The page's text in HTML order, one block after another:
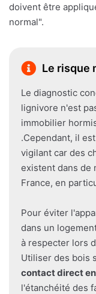
doivent être
normal".
Le risque
Le diagnostic
lignivore n'est
immobilier
.Cependant, il
vigilant car des
existent dans de
France, en
Pour éviter
dans un
à respecter lors
Utiliser des bois
contact direct
l'étanchéité des